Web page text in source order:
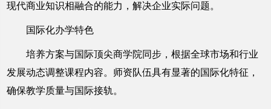
现代商业知识相融合的能力，解决企业实际问题。
国际化办学特色
培养方案与国际顶尖商学院同步，根据全球市场和行业
发展动态调整课程内容。师资队伍具有显著的国际化特征，
确保教学质量与国际接轨。